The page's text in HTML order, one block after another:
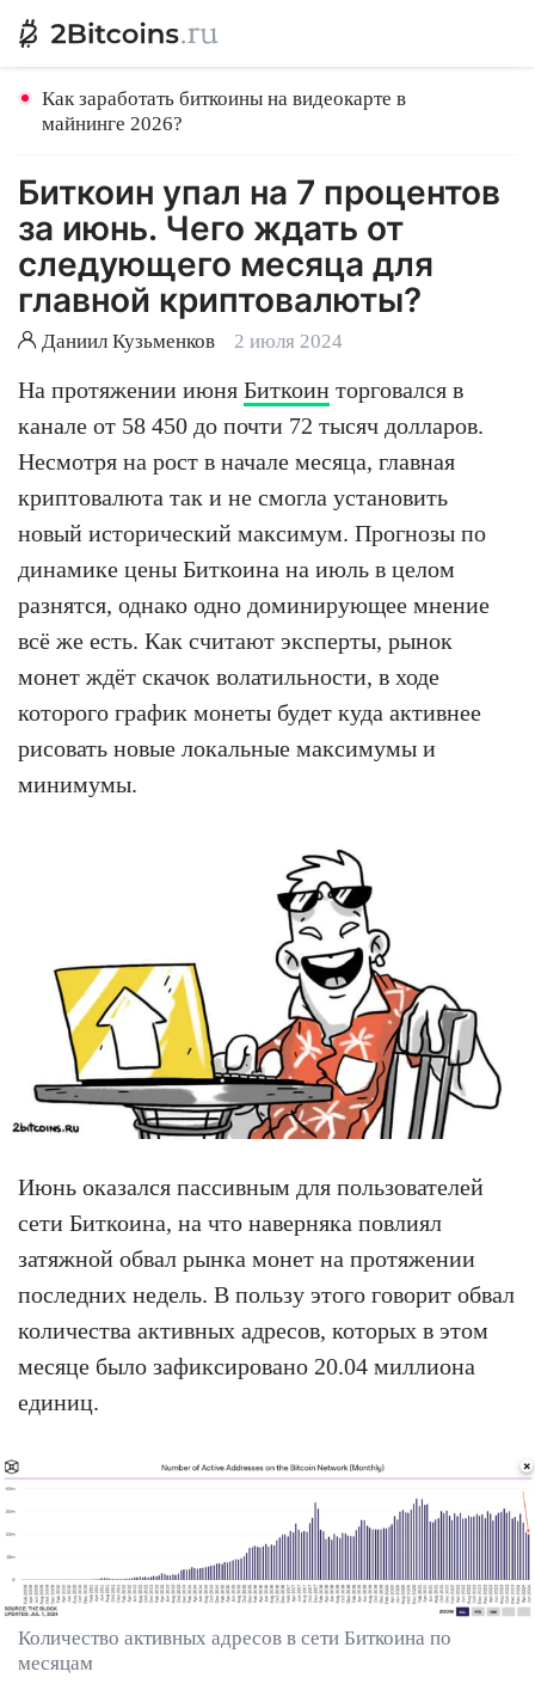
Как заработать биткоины на видеокарте в
майнинге 2026?
Биткоин упал на 7 процентов
за июнь. Чего ждать от
следующего месяца для
главной криптовалюты?
Даниил Кузьменков 2 июля 2024
На протяжении июня Биткоин торговался в
канале от 58 450 до почти 72 тысяч долларов.
Несмотря на рост в начале месяца, главная
криптовалюта так и не смогла установить
новый исторический максимум. Прогнозы по
динамике цены Биткоина на июль в целом
разнятся, однако одно доминирующее мнение
всё же есть. Как считают эксперты, рынок
монет ждёт скачок волатильности, в ходе
которого график монеты будет куда активнее
рисовать новые локальные максимумы и
минимумы.
Июнь оказался пассивным для пользователей
сети Биткоина, на что наверняка повлиял
затяжной обвал рынка монет на протяжении
последних недель. В пользу этого говорит обвал
количества активных адресов, которых в этом
месяце было зафиксировано 20.04 миллиона
единиц.
Количество активных адресов в сети Биткоина по
месяцам